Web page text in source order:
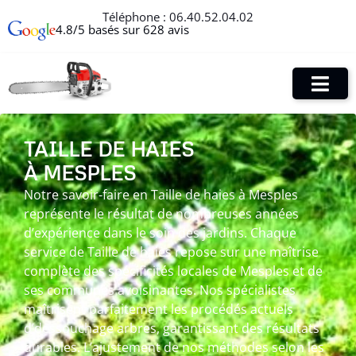
Téléphone : 06.40.52.04.02
4.8/5 basés sur 628 avis
TAILLE DE HAIES
À MESPLES
Notre savoir-faire en Taille de haies à Mesples
représente le résultat de nombreuses années
d’expérience dans le soin des jardins. Chaque
service de Taille de haies repose sur une maîtrise
complète des spécificités locales de Mesples et de
ses communes avoisinantes. Nos spécialistes
maîtrisent parfaitement les procédés actuels
d’dessouchage arbres, garantissant des résultats
durables. L’ajustement de nos méthodes selon les